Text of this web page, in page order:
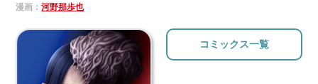
漫画：河野那歩也
コミックス一覧